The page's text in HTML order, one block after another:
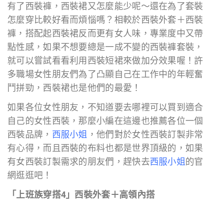
有了西裝褲，西裝裙又怎麼能少呢～還在為了套裝
怎麼穿比較好看而煩惱嗎？相較於西裝外套＋西裝
褲，搭配起西裝裙反而更有女人味，專業度中又帶
點性感，如果不想要總是一成不變的西裝褲套裝，
就可以嘗試看看利用西裝短裙來做加分效果喔！許
多職場女性朋友們為了凸顯自己在工作中的年輕奮
鬥拼勁，西裝裙也是他們的最愛！
如果各位女性朋友，不知道要去哪裡可以買到適合
自己的女性西裝，那麼小編在這邊也推薦各位一個
西裝品牌， 西服小姐 ，他們對於女性西裝訂製非常
有心得，而且西裝的布料也都是世界頂級的，如果
有女西裝訂製需求的朋友們，趕快去西服小姐的官
網逛逛吧！
「上班族穿搭4」西裝外套＋高領內搭